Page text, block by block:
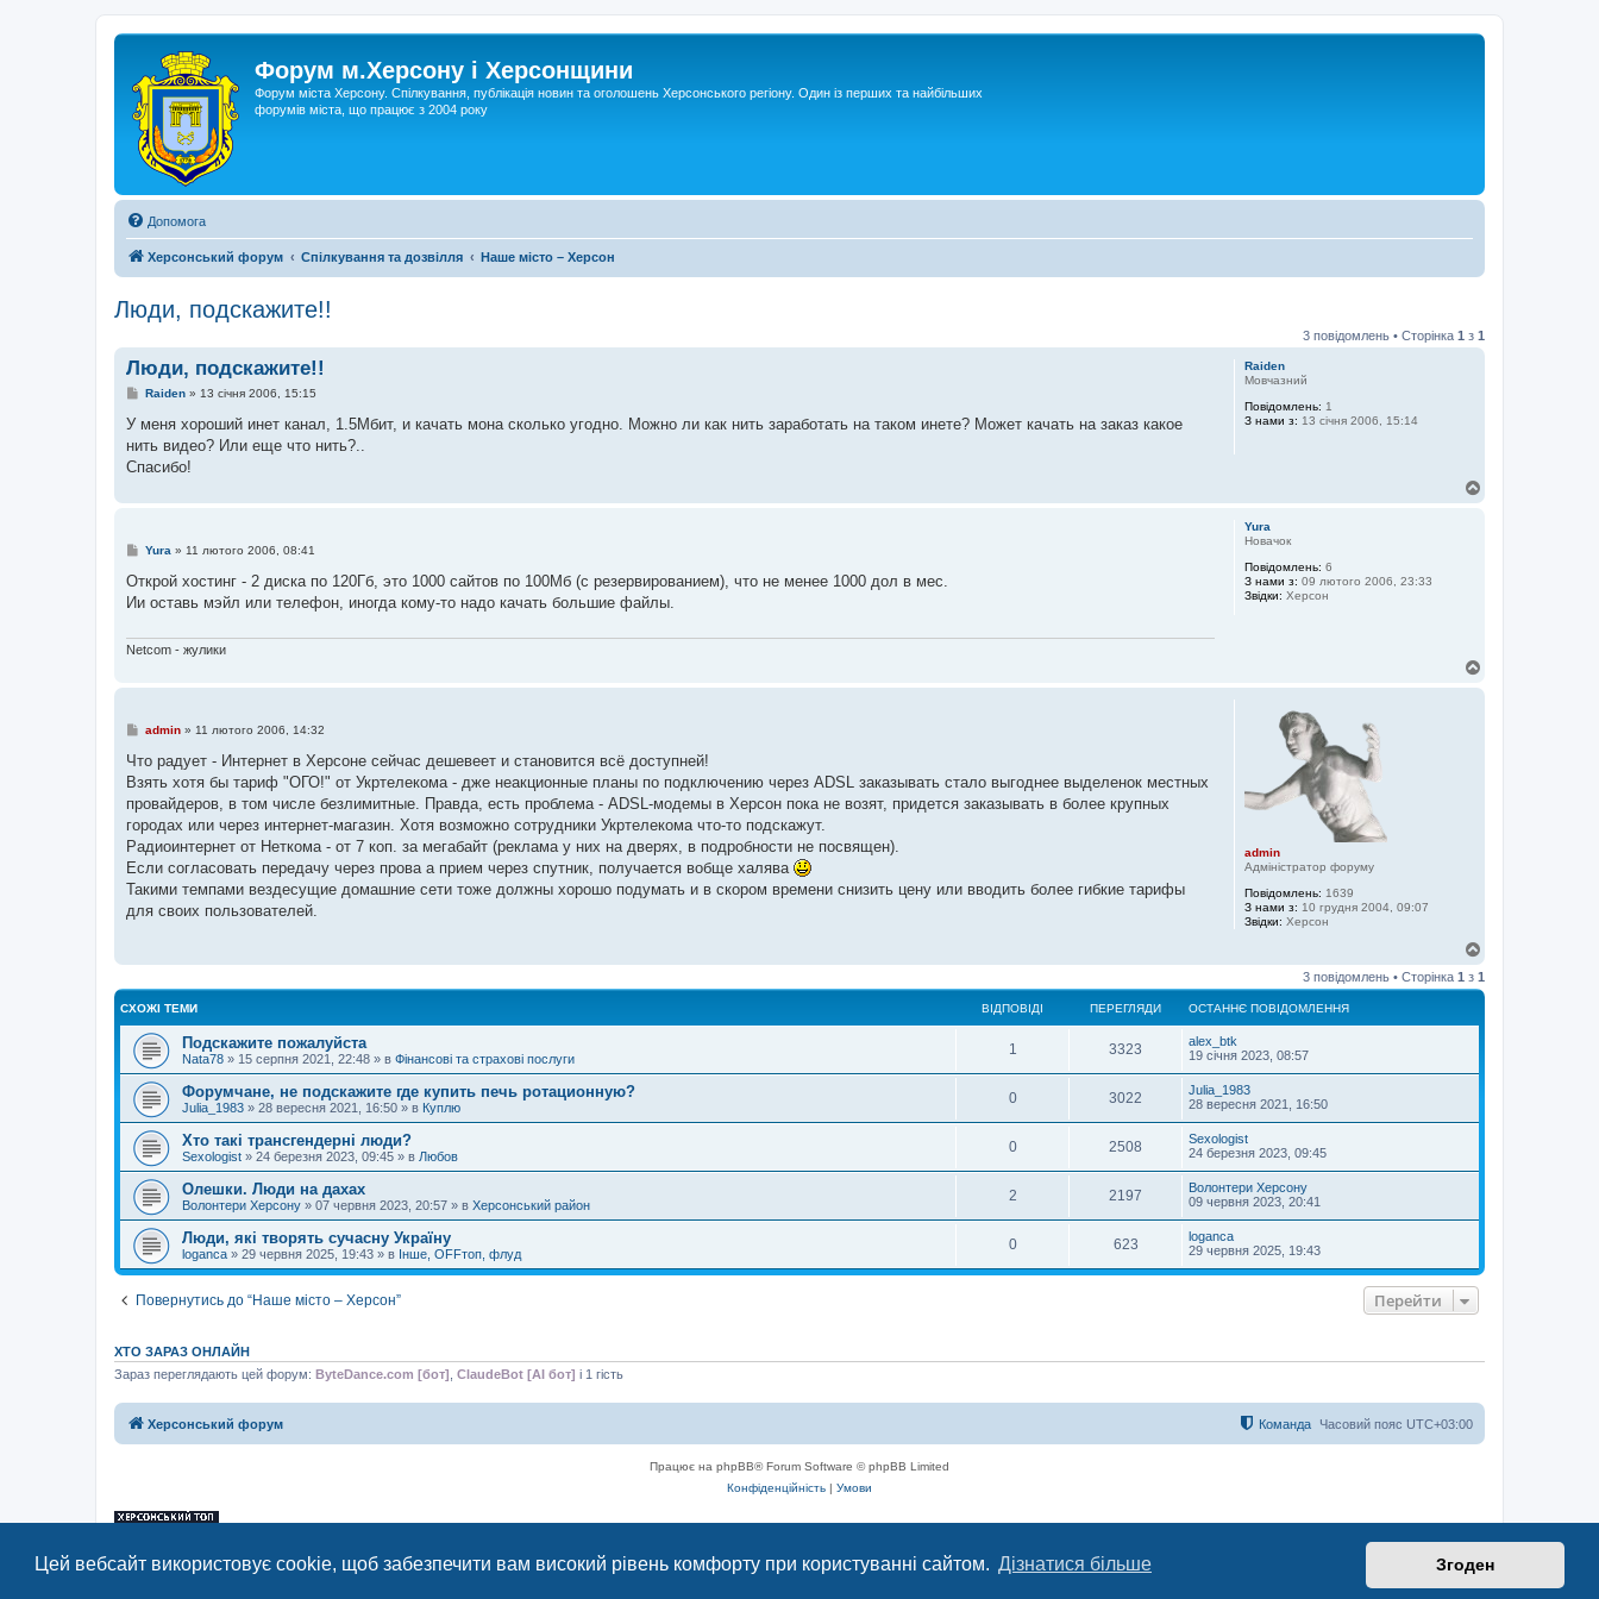
Цей вебсайт використовує cookie, щоб забезпечити вам високий рівень комфорту при користуванні сайтом. Дізнатися більше Згоден
Форум м.Херсону і Херсонщини
Форум міста Херсону. Спілкування, публікація новин та оголошень Херсонського регіону. Один із перших та найбільших
форумів міста, що працює з 2004 року
Допомога
Херсонський форум Спілкування та дозвілля Наше місто – Херсон
Люди, подскажите!!
3 повідомлень • Сторінка 1 з 1
Raiden
Мовчазний
Повідомлень: 1
З нами з: 13 січня 2006, 15:14
Люди, подскажите!!
П
в
д
о
е
я
Raiden» 13 січня 2006, 15:15
У меня хороший инет канал, 1.5Мбит, и качать мона сколько угодно. Можно ли как нить заработать на таком инете? Может качать на заказ какое
нить видео? Или еще что нить?..
Спасибо!
Yura
Новачок
Повідомлень: 6
З нами з: 09 лютого 2006, 23:33
Звідки: Херсон
П
в
д
л
н
Yura » 11 лютого 2006, 08:41
Открой хостинг - 2 диска по 120Гб, это 1000 сайтов по 100Мб (с резервированием), что не менее 1000 дол в мес.
Ии оставь мэйл или телефон, иногда кому-то надо качать большие файлы.
Netcom - жулики
admin
Адміністратор форуму
Повідомлень: 1639
З нами з: 10 грудня 2004, 09:07
Звідки: Херсон
П
в
д
о
л
е
н
н
я
admin» 11 лютого 2006, 14:32
Что радует - Интернет в Херсоне сейчас дешевеет и становится всё доступней!
Взять хотя бы тариф "ОГО!" от Укртелекома - дже неакционные планы по подключению через ADSL заказывать стало выгоднее выделенок местных
провайдеров, в том числе безлимитные. Правда, есть проблема - ADSL-модемы в Херсон пока не возят, придется заказывать в более крупных
городах или через интернет-магазин. Хотя возможно сотрудники Укртелекома что-то подскажут.
Радиоинтернет от Неткома - от 7 коп. за мегабайт (реклама у них на дверях, в подробности не посвящен).
Если согласовать передачу через прова а прием через спутник, получается вобще халява
Такими темпами вездесущие домашние сети тоже должны хорошо подумать и в скором времени снизить цену или вводить более гибкие тарифы
для своих пользователей.
г
о
3 повідомлень • Сторінка 1 з 1
СХОЖІ ТЕМИ ВІДПОВІДІ ПЕРЕГЛЯДИ ОСТАННЄ ПОВІДОМЛЕННЯ
Подскажите пожалуйста
Nata78 » 15 серпня 2021, 22:48 » в Фінансові та страхові послуги
1 3323
alex_btk
19 січня 2023, 08:57
Форумчане, не подскажите где купить печь ротационную?
Julia_1983 » 28 вересня 2021, 16:50 » в Куплю
0 3022
Julia_1983
28 вересня 2021, 16:50
Хто такі трансгендерні люди?
Sexologist » 24 березня 2023, 09:45 » в Любов
0 2508
Sexologist
24 березня 2023, 09:45
Олешки. Люди на дахах
Волонтери Херсону » 07 червня 2023, 20:57 » в Херсонський район
2 2197
Волонтери Херсону
09 червня 2023, 20:41
Люди, які творять сучасну Україну
loganca » 29 червня 2025, 19:43 » в Інше, OFFтоп, флуд
0 623
loganca
29 червня 2025, 19:43
Повернутись до “Наше місто – Херсон” Перейти
ХТО ЗАРАЗ ОНЛАЙН
Зараз переглядають цей форум: ByteDance.com [бот] ClaudeBot [AI бот] і 1 гість
Херсонський форум Часовий пояс UTC+03:00
Команда
Працює на phpBB® Forum Software © phpBB Limited
Конфіденційність | Умови
«Херсонський форум» – приватний, незалежний інтерактивний веб-ресурс, що сприяє комунікації через глобальну мережу Інтернет.
Відкривайтеhf.uaта приєднуйтесь до дружньої спільноти, яка тут спілкується з 2004 року до сьогодні. © Всі права захищені.